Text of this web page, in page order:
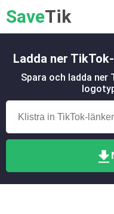
SaveTik
Ladda ner
Spara och ladda